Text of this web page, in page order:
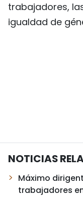
trabajadores,
igualdad de
NOTICIAS
Máximo
trabajadores